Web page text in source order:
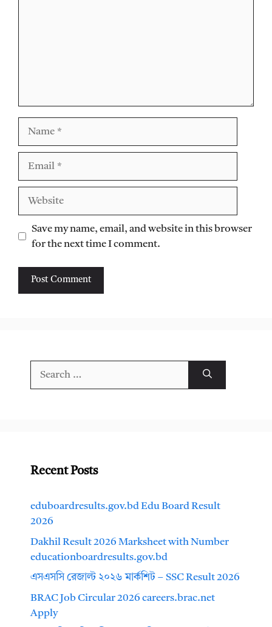
Save my name, email, and website in this browser
for the next time I comment.
Recent Posts
eduboardresults.gov.bd Edu Board Result
2026
Dakhil Result 2026 Marksheet with Number
educationboardresults.gov.bd
এসএসসি রেজাল্ট ২০২৬ মার্কশিট – SSC Result 2026
BRAC Job Circular 2026 careers.brac.net
Apply